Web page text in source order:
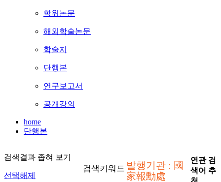
학위논문
해외학술논문
학술지
단행본
연구보고서
공개강의
home
단행본
검색결과 좁혀 보기
선택해제
검색키워드 발행기관 : 國
家報勳處
연관 검
색어 추